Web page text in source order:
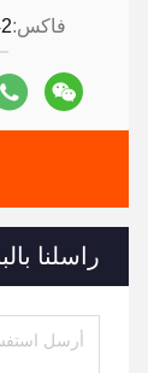
فاكس:
راسلنا